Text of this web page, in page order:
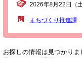
2026年8月22日（
まちづくり推進課
お探しの情報は見つかりま